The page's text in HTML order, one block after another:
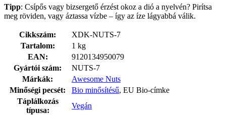
Tipp: Csípős vagy bizsergető érzést okoz a dió a nyelvén? Pirítsa
meg röviden, vagy áztassa vízbe – így az íze lágyabbá válik.
Cikkszám:
XDK-NUTS-7
Tartalom:
1 kg
EAN:
9120134950079
Gyártói szám:
NUTS-7
Márkák:
Awesome Nuts
Minőségi pecsét:
Bio minősítésű, EU Bio-címke
Táplálkozás
típusa:
Vegán